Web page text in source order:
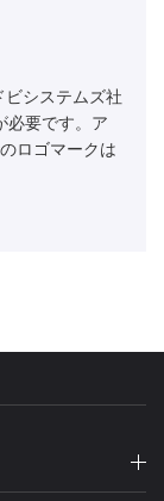
システムズ社
必要です。ア
ロゴマークは